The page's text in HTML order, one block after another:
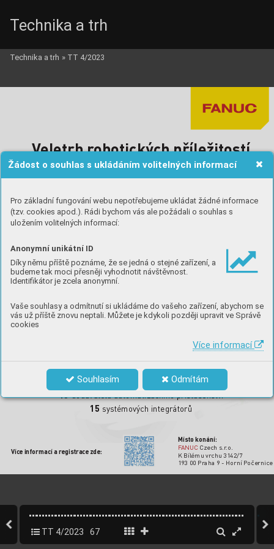
Žádost o souhlas s ukládáním volitelných informací
Pro základní fungování webu nepotřebujeme ukládat žádné informace
(tzv. cookies apod.). Rádi bychom vás ale požádali o souhlas s
uložením volitelných informací:
Anonymní unikátní ID
Díky němu příště poznáme, že se jedná o stejné zařízení, a
budeme tak moci přesněji vyhodnotit návštěvnost.
Identifikátor je zcela anonymní.
Vaše souhlasy a odmítnutí si ukládáme do vašeho zařízení, abychom se
vás už příště znovu neptali. Můžete je kdykoli později upravit ve Správě
cookies
Více informací
Souhlasím Odmítám
Veletrh robotických příležitostí
Pr aha 30.5. - 1.6. 2023
9:00 - 16:00
1 000 m výstavní plochy
20 r obotických aplikací
15 dodavatelů automatizačního příslušenství
15 systémových integrátorů
Místo konání:
FANUC Czech s.r.o.
K Bílému vrchu 3142/7
193 00 Praha 9 - Horní Počernice
Více informací a registrace zde:
Technika a trh
Technika a trh » TT 4/2023
TT 4/2023 67